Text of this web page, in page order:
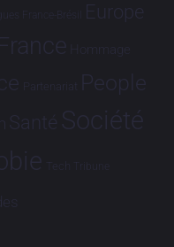
France-Brésil Europe
France Hommage
Partenariat People
Santé Société
Tech Tribune